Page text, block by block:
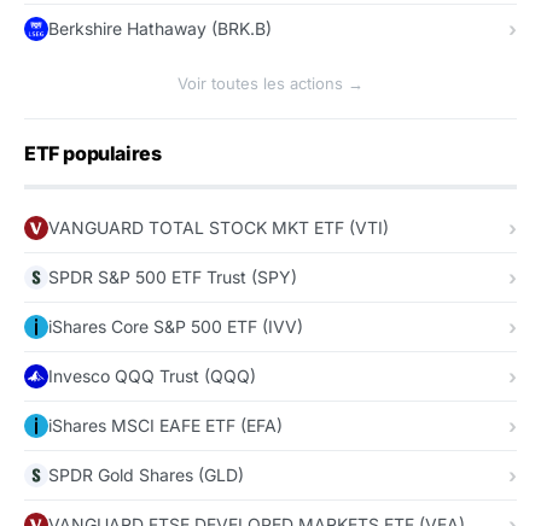
Berkshire Hathaway (BRK.B)
Voir toutes les actions →
ETF populaires
VANGUARD TOTAL STOCK MKT ETF (VTI)
SPDR S&P 500 ETF Trust (SPY)
iShares Core S&P 500 ETF (IVV)
Invesco QQQ Trust (QQQ)
iShares MSCI EAFE ETF (EFA)
SPDR Gold Shares (GLD)